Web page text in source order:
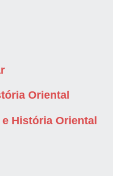
Oriental
História Oriental